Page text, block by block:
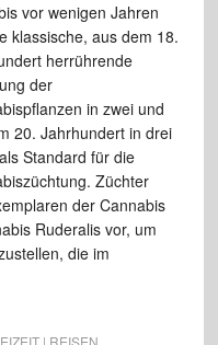
vor wenigen Jahren
klassische, aus dem 18.
herrührende
der
in zwei und
20. Jahrhundert in drei
Standard für die
Züchter
der Cannabis
Ruderalis vor, um
die im
| REISEN